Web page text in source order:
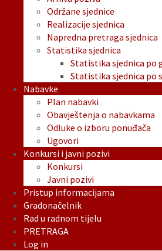
Održane sjednice
Realizacije sjednica
Napredna pretraga sjednica
Statistika sjednica
Statistika sjednica po
Statistika sjednica po
Nabavke
Plan nabavki
Obavještenja o nabavkama
Odluke o izboru ponuđača
Ugovori
Konkursi i javni pozivi
Konkursi
Javni pozivi
Pristup informacijama
Gradonačelnik
Rad u radnom tijelu
PRETRAGA
Log in